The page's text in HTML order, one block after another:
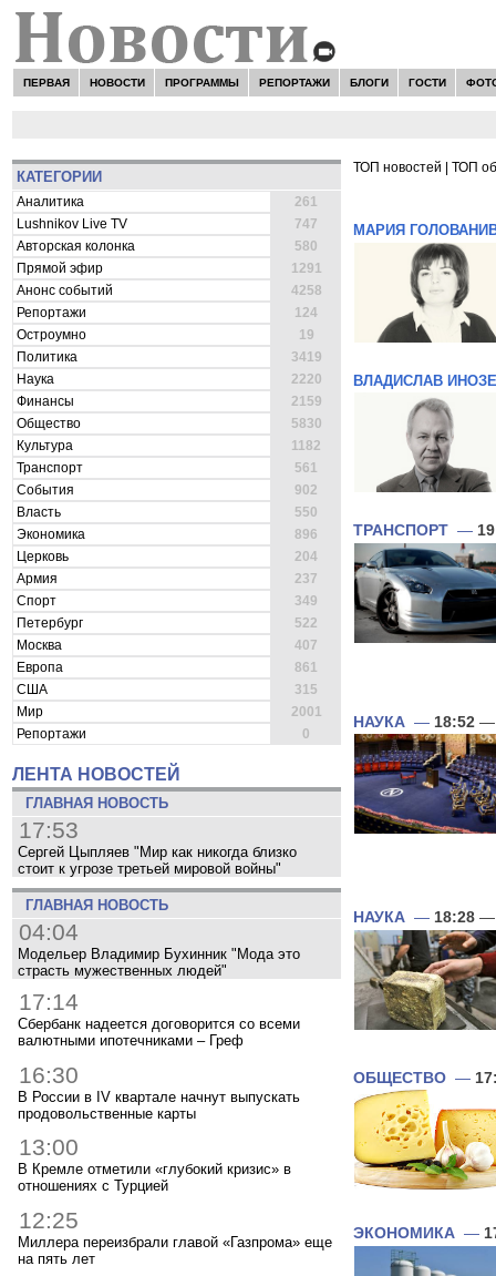
ПЕРВАЯ НОВОСТИ ПРОГРАММЫ РЕПОРТАЖИ БЛОГИ ГОСТИ
КАТЕГОРИИ
Аналитика
261
Lushnikov Live TV
747
Авторская колонка
580
Прямой эфир
1291
Анонс событий
4258
Репортажи
124
Остроумно
19
Политика
3419
Наука
2220
Финансы
2159
Общество
5830
Культура
1182
Транспорт
561
События
902
Власть
550
Экономика
896
Церковь
204
Армия
237
Спорт
349
Петербург
522
Москва
407
Европа
861
США
315
Мир
2001
Репортажи
0
ЛЕНТА НОВОСТЕЙ
ГЛАВНАЯ НОВОСТЬ
17:53
Сергей Цыпляев "Мир как никогда близко
стоит к угрозе третьей мировой войны"
ГЛАВНАЯ НОВОСТЬ
04:04
Модельер Владимир Бухинник "Мода это
страсть мужественных людей"
17:14
Сбербанк надеется договорится со всеми
валютными ипотечниками – Греф
16:30
В России в IV квартале начнут выпускать
продовольственные карты
13:00
В Кремле отметили «глубокий кризис» в
отношениях с Турцией
12:25
Миллера переизбрали главой «Газпрома» еще
на пять лет
ТОП новостей ТОП
МАРИЯ
ВЛАДИСЛАВ
ТРАНСПОРТ —
НАУКА — 18:52 —
НАУКА — 18:28 —
ОБЩЕСТВО —
ЭКОНОМИКА —